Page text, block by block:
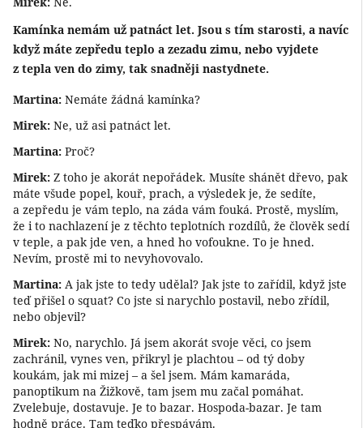
Kamínka nemám už patnáct let. Jsou s tím starosti, a navíc
když máte zepředu teplo a zezadu zimu, nebo vyjdete
z tepla ven do zimy, tak snadněji nastydnete.
Martina: Nemáte žádná kamínka?
Mirek: Ne, už asi patnáct let.
Martina: Proč?
Mirek: Z toho je akorát nepořádek. Musíte shánět dřevo, pak
máte všude popel, kouř, prach, a výsledek je, že sedíte,
a zepředu je vám teplo, na záda vám fouká. Prostě, myslím,
že i to nachlazení je z těchto teplotních rozdílů, že člověk sedí
v teple, a pak jde ven, a hned ho vofoukne. To je hned.
Nevím, prostě mi to nevyhovovalo.
Martina: A jak jste to tedy udělal? Jak jste to zařídil, když jste
teď přišel o squat? Co jste si narychlo postavil, nebo zřídil,
nebo objevil?
Mirek: No, narychlo. Já jsem akorát svoje věci, co jsem
zachránil, vynes ven, přikryl je plachtou – od tý doby
koukám, jak mi mizej – a šel jsem. Mám kamaráda,
panoptikum na Žižkově, tam jsem mu začal pomáhat.
Zvelebuje, dostavuje. Je to bazar. Hospoda-bazar. Je tam
hodně práce. Tam teďko přespávám.